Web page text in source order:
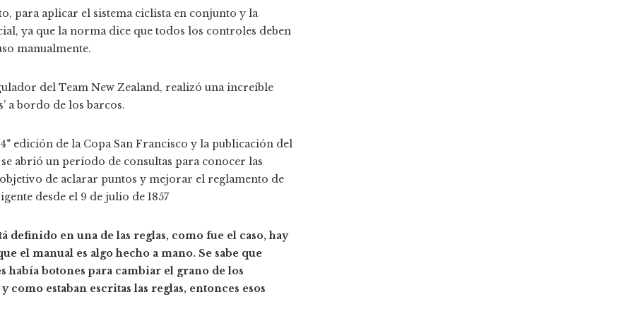
para aplicar el sistema ciclista en conjunto y la
ya que la norma dice que todos los controles deben
manualmente.
del Team New Zealand, realizó una increíble
a bordo de los barcos.
edición de la Copa San Francisco y la publicación del
abrió un período de consultas para conocer las
de aclarar puntos y mejorar el reglamento de
desde el 9 de julio de 1857
definido en una de las reglas, como fue el caso, hay
el manual es algo hecho a mano. Se sabe que
había botones para cambiar el grano de los
estaban escritas las reglas, entonces esos